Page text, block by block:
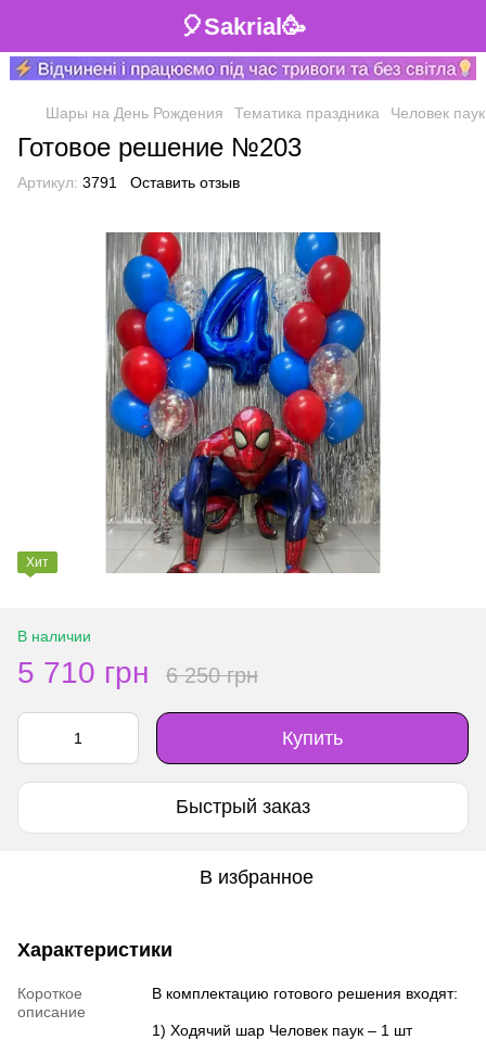
🎈Sakrial🥳
Шары на День Рождения Тематика праздника Человек паук
Готовое решение №203
Артикул: 3791 Оставить отзыв
Хит
В наличии
5 710 грн 6 250 грн
Купить
Быстрый заказ
В избранное
Характеристики
Короткое
описание
В комплектацию готового решения входят:
1) Ходячий шар Человек паук – 1 шт